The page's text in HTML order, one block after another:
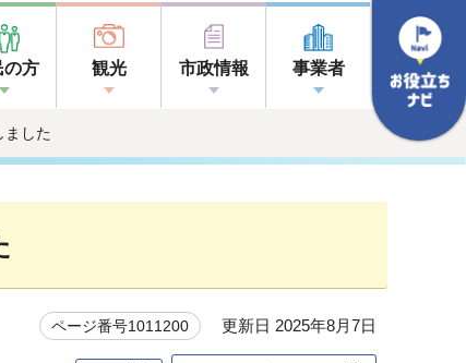
の方 観光 市政情報 事業者
した
ページ番号1011200 更新日 2025年8月7日